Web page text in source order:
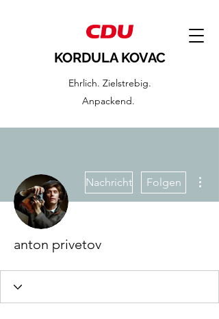
KORDULA KOVAC
Ehrlich. Zielstrebig.
Anpackend.
Nachricht Folgen
anton privetov